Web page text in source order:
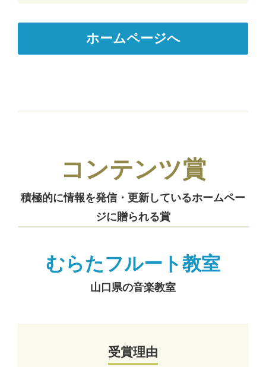
ホームページへ
コンテンツ賞
積極的に情報を発信・更新しているホームペー
ジに贈られる賞
むらたフルート教室
山口県の音楽教室
受賞理由